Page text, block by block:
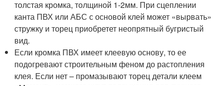
толстая кромка, толщиной 1-2мм. При сцеплении
канта ПВХ или АБС с основой клей может «вырвать»
стружку и торец приобретет неопрятный бугристый
вид.
Если кромка ПВХ имеет клеевую основу, то ее
подогревают строительным феном до растопления
клея. Если нет – промазывают торец детали клеем